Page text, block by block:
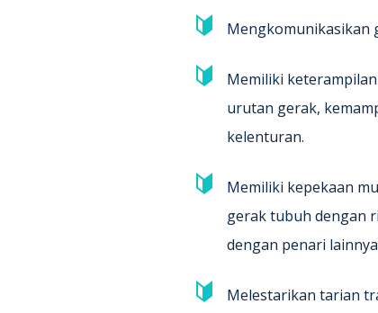
Mengkomunikasikan
Memiliki
urutan gerak,
kelenturan.
Memiliki kepekaan
gerak tubuh dengan
dengan penari
Melestarikan tarian